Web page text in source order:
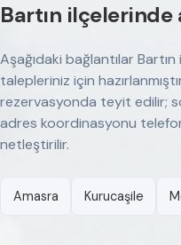
Bartın
Aşağıdaki bağlantılar
talepleriniz için
rezervasyonda teyit edilir;
adres koordinasyonu
netleştirilir.
Amasra Kurucaşile